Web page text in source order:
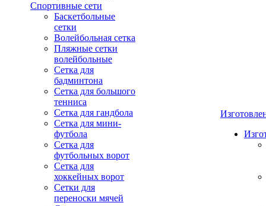
Спортивные сети
Баскетбольные
сетки
Волейбольная сетка
Пляжные сетки
волейбольные
Сетка для
бадминтона
Сетка для большого
тенниса
Сетка для гандбола
Сетка для мини-
футбола
Сетка для
футбольных ворот
Сетка для
хоккейных ворот
Сетки для
переноски мячей